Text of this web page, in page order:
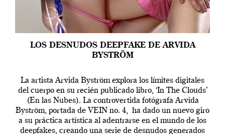
LOS DESNUDOS DEEPFAKE DE ARVIDA
BYSTRÖM
La artista Arvida Byström explora los límites digitales
del cuerpo en su recién publicado libro, ‘In The Clouds’
(En las Nubes). La controvertida fotógrafa Arvida
Byström, portada de VEIN no. 4, ha dado un nuevo giro
a su práctica artística al adentrarse en el mundo de los
deepfakes, creando una serie de desnudos generados